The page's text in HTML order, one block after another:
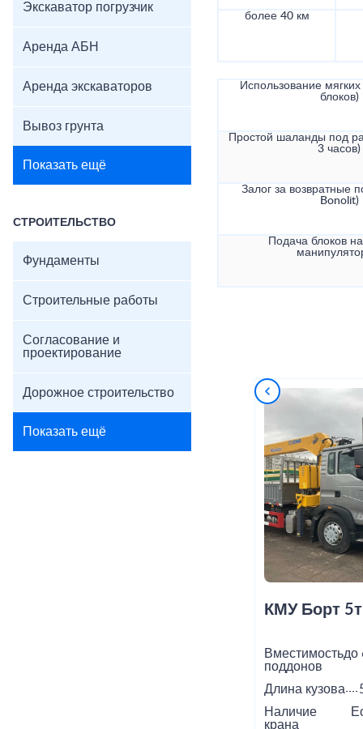
Экскаватор погрузчик
Аренда АБН
Аренда экскаваторов
Вывоз грунта
Показать ещё
СТРОИТЕЛЬСТВО
Фундаменты
Строительные работы
Согласование и
проектирование
Дорожное строительство
Показать ещё
более 40 км
Использование
блоков)
Простой шаланды под
3 часов)
Залог за возвратные
Bonolit)
Подача блоков
КМУ Борт 5т
Вместимость
поддонов
до
Длина кузова
Наличие
крана